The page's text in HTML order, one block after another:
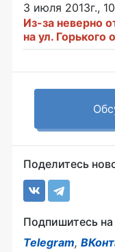
3 июля 2013г.,
Из-за неверно
на ул. Горького
Поделитесь
Подпишитесь на
Telegram,